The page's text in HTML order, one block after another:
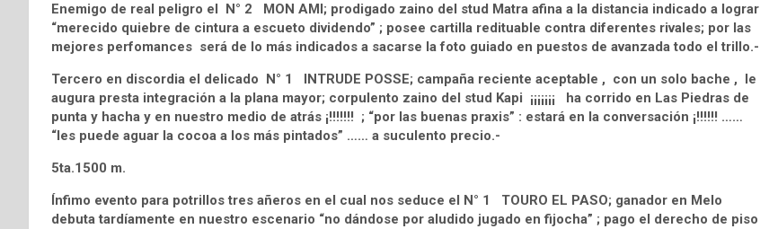
Enemigo de real peligro el N° 2 MON AMI; prodigado zaino del stud Matra afina a la distancia indicado a lograr
“merecido quiebre de cintura a escueto dividendo” ; posee cartilla redituable contra diferentes rivales; por las
mejores perfomances será de lo más indicados a sacarse la foto guiado en puestos de avanzada todo el trillo.-
Tercero en discordia el delicado N° 1 INTRUDE POSSE; campaña reciente aceptable , con un solo bache , le
augura presta integración a la plana mayor; corpulento zaino del stud Kapi ¡¡¡¡¡¡¡ ha corrido en Las Piedras de
punta y hacha y en nuestro medio de atrás ¡!!!!!!! ; “por las buenas praxis” : estará en la conversación ¡!!!!!! ……
“les puede aguar la cocoa a los más pintados” …… a suculento precio.-
5ta.1500 m.
Ínfimo evento para potrillos tres añeros en el cual nos seduce el N° 1 TOURO EL PASO; ganador en Melo
debuta tardíamente en nuestro escenario “no dándose por aludido jugado en fijocha” ; pago el derecho de piso